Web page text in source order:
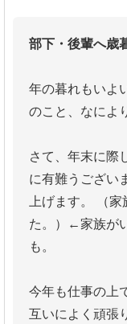
部下・後輩へ歳
年の暮れもいよ
のこと、なによ
さて、年末に際
に有難うござい
上げます。
（
た。）←家族が
も。
今年も仕事の上
互いによく頑張